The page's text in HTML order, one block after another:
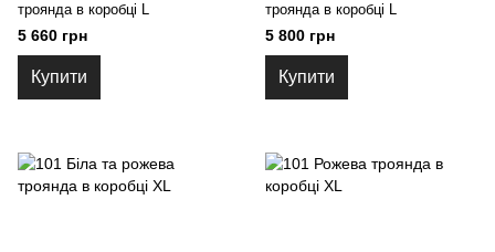
троянда в коробці L
5 660 грн
Купити
троянда в коробці L
5 800 грн
Купити